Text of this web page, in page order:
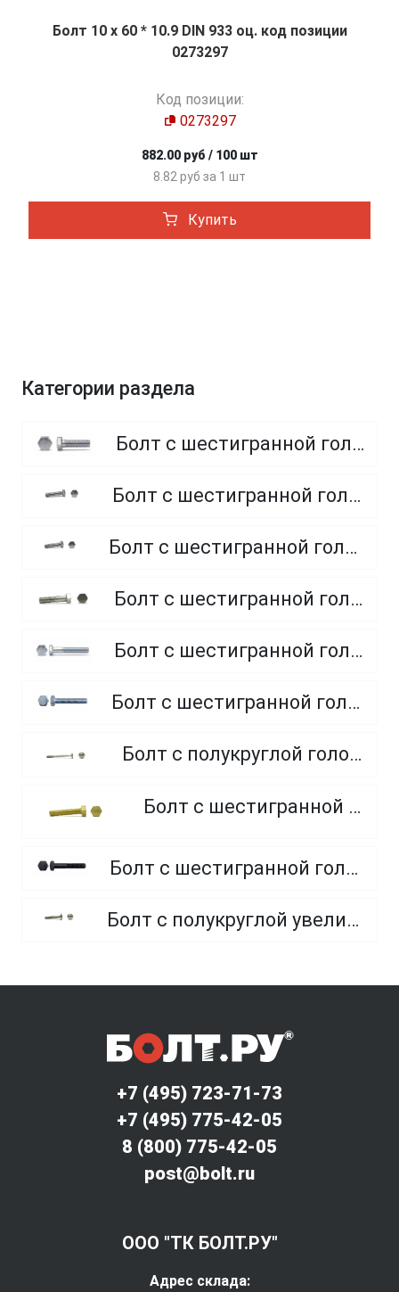
Болт 10 х 60 * 10.9 DIN 933 оц. код позиции
0273297
Код позиции:
0273297
882.00 руб / 100 шт
8.82 руб за 1 шт
Купить
Категории раздела
Болт с шестигранной головкой, полная резьба, класс прочности 8.8
Болт с шестигранной головкой, полная резьба, класс прочности 4.8 и 5.8
Болт с шестигранной головкой, полная резьба, из нержавеющей стали A2 и A4
Болт с шестигранной головкой, неполная резьба, класс прочности 5.8
Болт с шестигранной головкой, неполная резьба, класс прочности 8.8
Болт с шестигранной головкой, полная резьба, класс прочности 10.9 и 12.9
Болт с полукруглой головкой и квадратным подголовником
Болт с шестигранной головкой, из латуни
Болт с шестигранной головкой, неполная резьба, класс прочности 10.9 и 12.9
Болт с полукруглой увеличенной головкой и усом класса точности C (мебельный)
+7 (495) 723-71-73
+7 (495) 775-42-05
8 (800) 775-42-05
post@bolt.ru
ООО "ТК БОЛТ.РУ"
Адрес склада: